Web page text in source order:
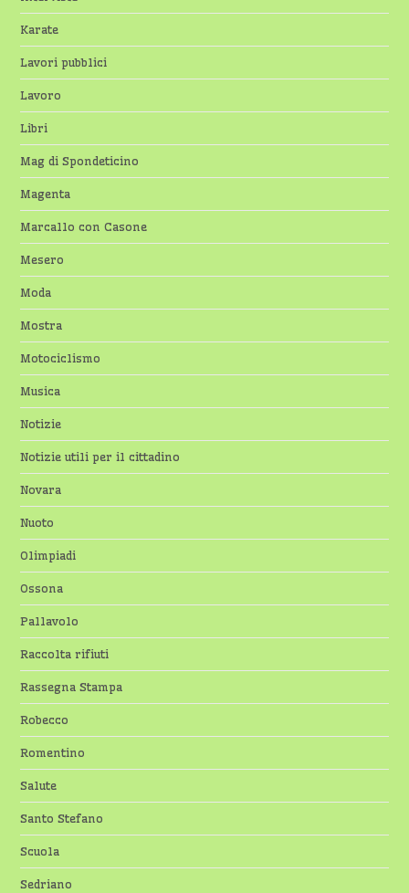
Karate
Lavori pubblici
Lavoro
Libri
Mag di Spondeticino
Magenta
Marcallo con Casone
Mesero
Moda
Mostra
Motociclismo
Musica
Notizie
Notizie utili per il cittadino
Novara
Nuoto
Olimpiadi
Ossona
Pallavolo
Raccolta rifiuti
Rassegna Stampa
Robecco
Romentino
Salute
Santo Stefano
Scuola
Sedriano